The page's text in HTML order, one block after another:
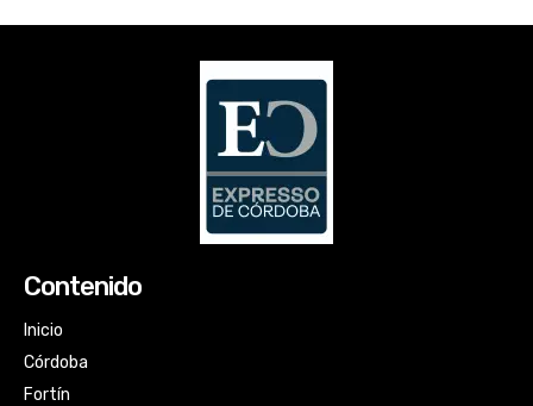
Contenido
Inicio
Córdoba
Fortín